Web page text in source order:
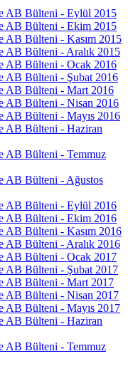
AB Bülteni - Eylül 2015
AB Bülteni - Ekim 2015
AB Bülteni - Kasım 2015
AB Bülteni - Aralık 2015
AB Bülteni - Ocak 2016
AB Bülteni - Şubat 2016
AB Bülteni - Mart 2016
AB Bülteni - Nisan 2016
AB Bülteni - Mayıs 2016
AB Bülteni - Haziran
AB Bülteni - Temmuz
AB Bülteni - Ağustos
AB Bülteni - Eylül 2016
AB Bülteni - Ekim 2016
AB Bülteni - Kasım 2016
AB Bülteni - Aralık 2016
AB Bülteni - Ocak 2017
AB Bülteni - Şubat 2017
AB Bülteni - Mart 2017
AB Bülteni - Nisan 2017
AB Bülteni - Mayıs 2017
AB Bülteni - Haziran
AB Bülteni - Temmuz